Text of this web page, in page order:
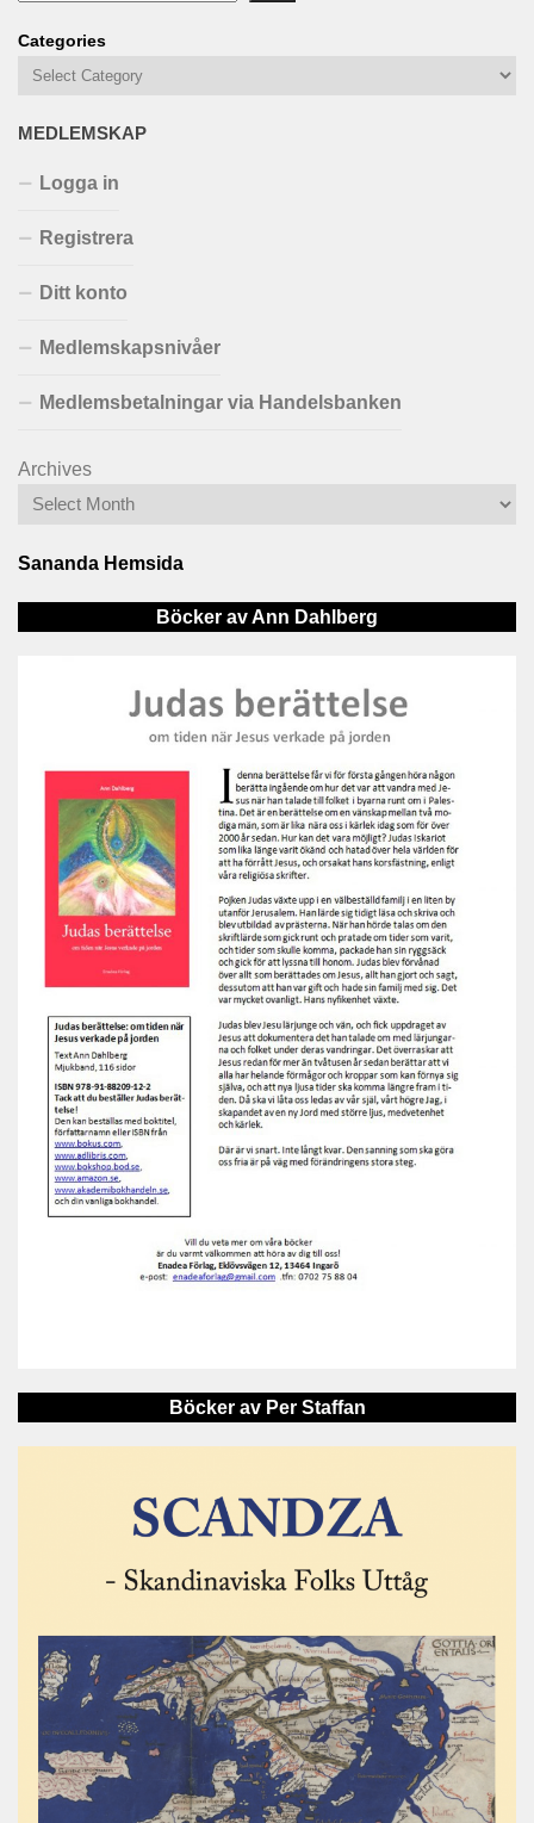
Categories
MEDLEMSKAP
Logga in
Registrera
Ditt konto
Medlemskapsnivåer
Medlemsbetalningar via Handelsbanken
Archives
Sananda Hemsida
Böcker av Ann Dahlberg
Böcker av Per Staffan